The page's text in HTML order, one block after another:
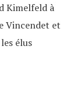
Kimelfeld à
Vincendet et
élus